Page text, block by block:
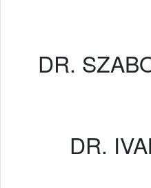
DR.
DR.